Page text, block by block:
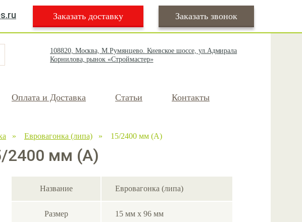
Заказать доставку Заказать звонок
108820, Москва, М.Румянцево. Киевское шоссе, ул.Адмирала
Корнилова, рынок «Строймастер»
Оплата и Доставка Статьи Контакты
» Евровагонка (липа) » 15/2400 мм (А)
2400 мм (А)
Название Евровагонка (липа)
Размер 15 мм х 96 мм